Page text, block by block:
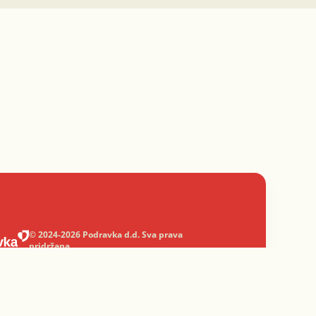
© 2024-2026 Podravka d.d. Sva prava
pridržana.